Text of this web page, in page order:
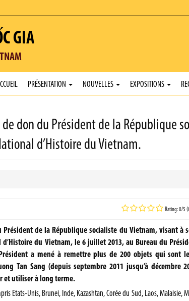
GIA
PRÉSENTATION NOUVELLES EXPOSITIONS
don du Président de la République
d’Histoire du Vietnam.
Rating: 0/5
Président de la République socialiste du Vietnam, visant à
du Vietnam, le 6 juillet 2013, au Bureau du
a mené à remettre plus de 200 objets qui sont
Tan Sang (depuis septembre 2011 jusqu’à décembre
et utiliser à long terme.
Etats-Unis, Brunei, Inde, Kazashtan, Corée du Sud, Laos, Malaisie,